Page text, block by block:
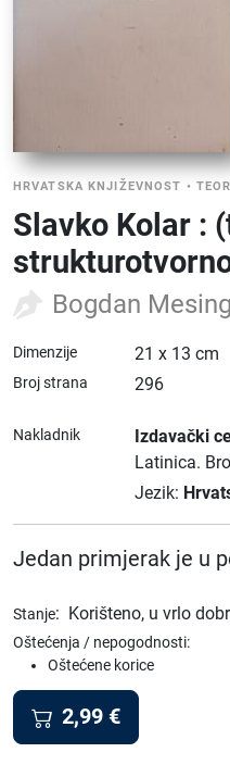
HRVATSKA KNJIŽEVNOST •
Slavko Kolar :
Bogdan
Dimenzije 21 x 13 cm
Broj strana 296
Nakladnik Izdavački
Latinica.
Jezik:
Jedan primjerak je u
Stanje: Korišteno, u vrlo
Oštećenja / nepogodnosti:
Oštećene korice
2,99 €